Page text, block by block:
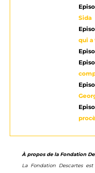
Sida
qui a
À propos de la Fondation
La Fondation Descartes